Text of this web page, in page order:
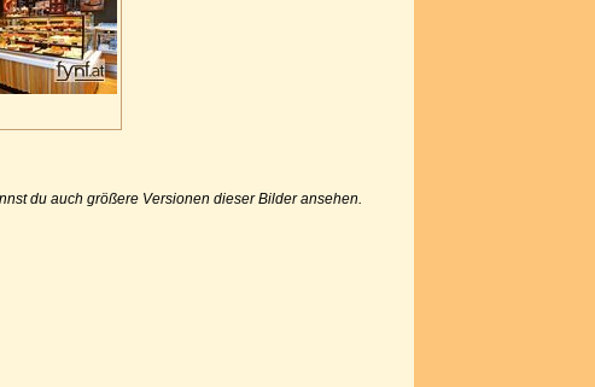
du auch größere Versionen dieser Bilder ansehen.